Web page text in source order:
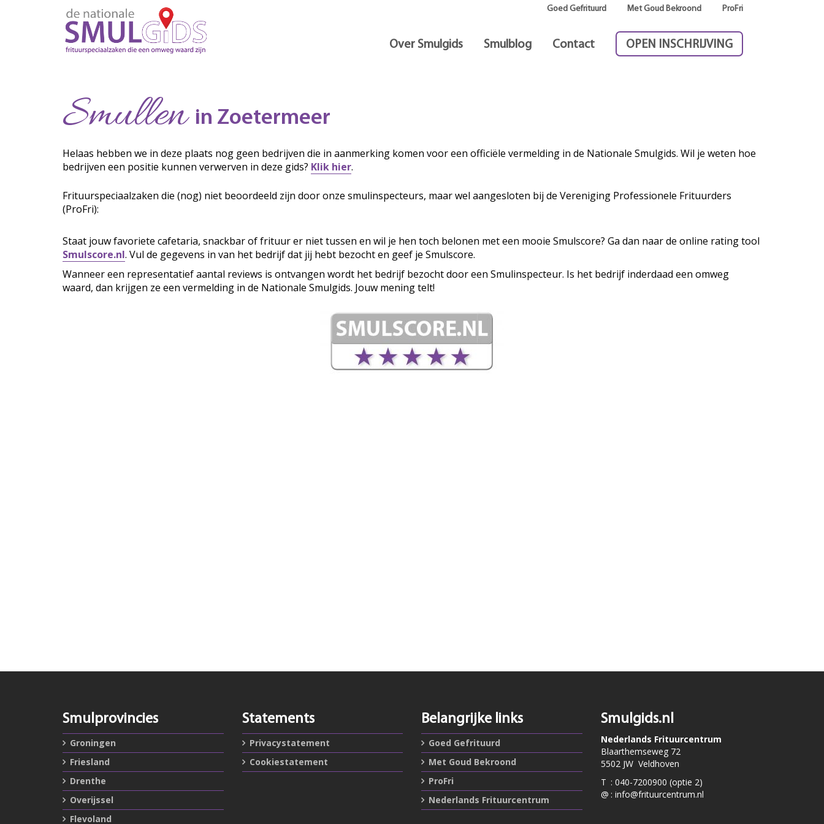
Goed Gefrituurd Met Goud Bekroond ProFri
Over Smulgids Smulblog Contact OPEN INSCHRIJVING
Smullenin Zoetermeer
Helaas hebben we in deze plaats nog geen bedrijven die in aanmerking komen voor een officiële vermelding in de Nationale Smulgids. Wil je weten hoe
bedrijven een positie kunnen verwerven in deze gids? Klik hier.
Frituurspeciaalzaken die (nog) niet beoordeeld zijn door onze smulinspecteurs, maar wel aangesloten bij de Vereniging Professionele Frituurders
(ProFri):
Staat jouw favoriete cafetaria, snackbar of frituur er niet tussen en wil je hen toch belonen met een mooie Smulscore? Ga dan naar de online rating tool
Smulscore.nl. Vul de gegevens in van het bedrijf dat jij hebt bezocht en geef je Smulscore.
Wanneer een representatief aantal reviews is ontvangen wordt het bedrijf bezocht door een Smulinspecteur. Is het bedrijf inderdaad een omweg
waard, dan krijgen ze een vermelding in de Nationale Smulgids. Jouw mening telt!
Smulprovincies
Groningen
Friesland
Drenthe
Overijssel
Flevoland
Statements
Privacystatement
Cookiestatement
Belangrijke links
Goed Gefrituurd
Met Goud Bekroond
ProFri
Nederlands Frituurcentrum
Smulgids.nl
Nederlands Frituurcentrum
Blaarthemseweg 72
5502 JW Veldhoven
T : 040-7200900 (optie 2)
@ : info@frituurcentrum.nl